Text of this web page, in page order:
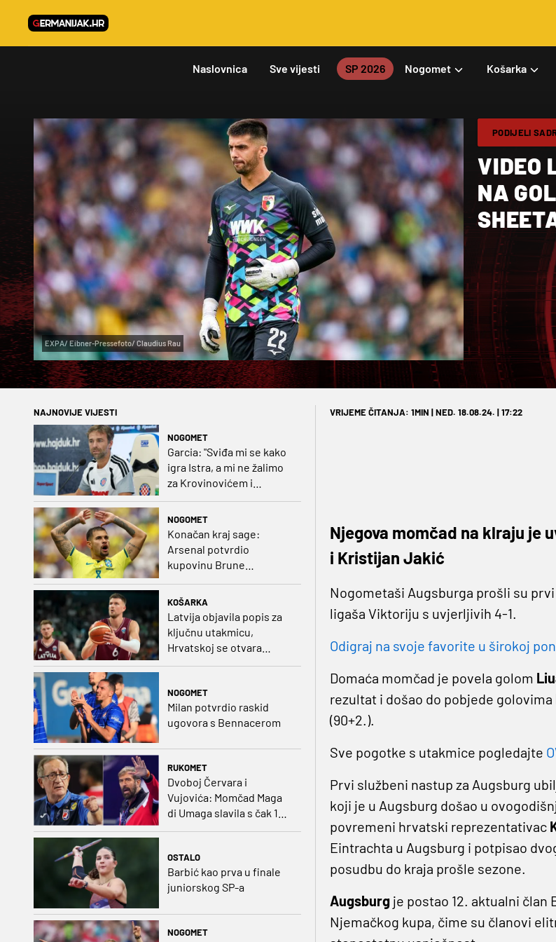
Naslovnica Sve vijesti SP 2026 Nogomet Košarka
EXPA/ Eibner-Pressefoto/ Claudius Rau
PODIJELI
VIDEO
NA
NAJNOVIJE VIJESTI
NOGOMET
Garcia: "Sviđa mi se kako
igra Istra, a mi ne žalimo
za Krovinovićem i
NOGOMET
Konačan kraj sage:
Arsenal potvrdio
kupovinu Brune
KOŠARKA
Latvija objavila popis za
ključnu utakmicu,
Hrvatskoj se otvara
velika prilika
NOGOMET
Milan potvrdio raskid
ugovora s Bennacerom
RUKOMET
Dvoboj Červara i
Vujovića: Momčad Maga
di Umaga slavila s čak 12
OSTALO
Barbić kao prva u finale
juniorskog SP-a
NOGOMET
VRIJEME ČITANJA: 1MIN | NED. 18.08.24. | 17:22
Njegova momčad na klraju je
i Kristijan Jakić
Nogometaši Augsburga prošli su
ligaša Viktoriju s uvjerljivih 4-1.
Odigraj na svoje favorite u širokoj
Domaća momčad je povela golom
rezultat i došao do pobjede golovima
(90+2.).
Sve pogotke s utakmice pogledajte
Prvi službeni nastup za Augsburg
koji je u Augsburg došao u
povremeni hrvatski reprezentativac
Eintrachta u Augsburg i potpisao
posudbu do kraja prošle sezone.
Augsburg je postao 12. aktualni
Njemačkog kupa, čime su članovi